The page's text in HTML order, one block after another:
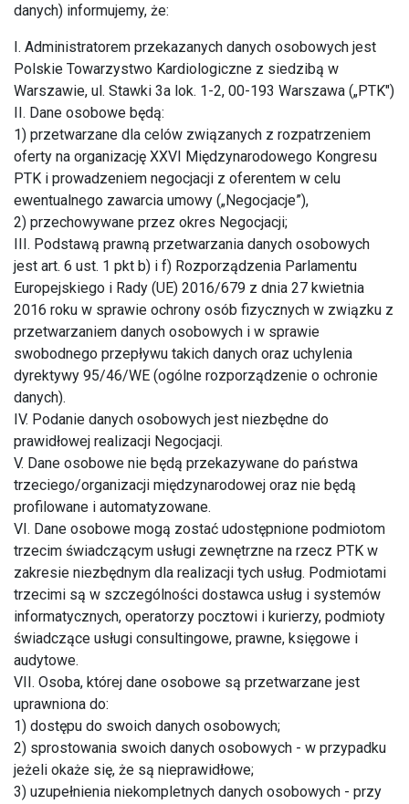
danych) informujemy, że:
I. Administratorem przekazanych danych osobowych jest
Polskie Towarzystwo Kardiologiczne z siedzibą w
Warszawie, ul. Stawki 3a lok. 1-2, 00-193 Warszawa („PTK")
II. Dane osobowe będą:
1) przetwarzane dla celów związanych z rozpatrzeniem
oferty na organizację XXVI Międzynarodowego Kongresu
PTK i prowadzeniem negocjacji z oferentem w celu
ewentualnego zawarcia umowy („Negocjacje”),
2) przechowywane przez okres Negocjacji;
III. Podstawą prawną przetwarzania danych osobowych
jest art. 6 ust. 1 pkt b) i f) Rozporządzenia Parlamentu
Europejskiego i Rady (UE) 2016/679 z dnia 27 kwietnia
2016 roku w sprawie ochrony osób fizycznych w związku z
przetwarzaniem danych osobowych i w sprawie
swobodnego przepływu takich danych oraz uchylenia
dyrektywy 95/46/WE (ogólne rozporządzenie o ochronie
danych).
IV. Podanie danych osobowych jest niezbędne do
prawidłowej realizacji Negocjacji.
V. Dane osobowe nie będą przekazywane do państwa
trzeciego/organizacji międzynarodowej oraz nie będą
profilowane i automatyzowane.
VI. Dane osobowe mogą zostać udostępnione podmiotom
trzecim świadczącym usługi zewnętrzne na rzecz PTK w
zakresie niezbędnym dla realizacji tych usług. Podmiotami
trzecimi są w szczególności dostawca usług i systemów
informatycznych, operatorzy pocztowi i kurierzy, podmioty
świadczące usługi consultingowe, prawne, księgowe i
audytowe.
VII. Osoba, której dane osobowe są przetwarzane jest
uprawniona do:
1) dostępu do swoich danych osobowych;
2) sprostowania swoich danych osobowych - w przypadku
jeżeli okaże się, że są nieprawidłowe;
3) uzupełnienia niekompletnych danych osobowych - przy